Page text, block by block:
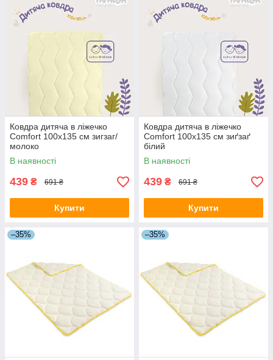
Ковдра дитяча в ліжечко
Comfort 100х135 см зигзаг/
молоко
В наявності
439 ₴ 691 ₴
Купити
Ковдра дитяча в ліжечко
Comfort 100х135 см зиґзаґ
білий
В наявності
439 ₴ 691 ₴
Купити
–35% –35%